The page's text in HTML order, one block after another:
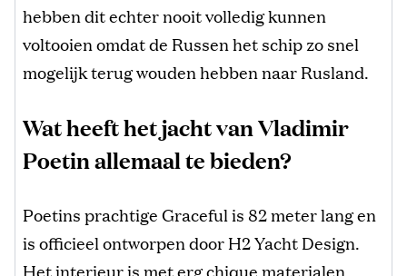
hebben dit echter nooit volledig kunnen
voltooien omdat de Russen het schip zo snel
mogelijk terug wouden hebben naar Rusland.
Wat heeft het jacht van Vladimir
Poetin allemaal te bieden?
Poetins prachtige Graceful is 82 meter lang en
is officieel ontworpen door H2 Yacht Design.
Het interieur is met erg chique materialen